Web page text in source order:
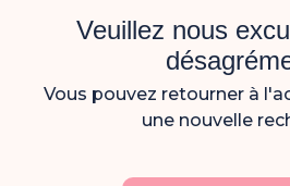
Veuillez nous
Vous pouvez retourner à
une nouvelle